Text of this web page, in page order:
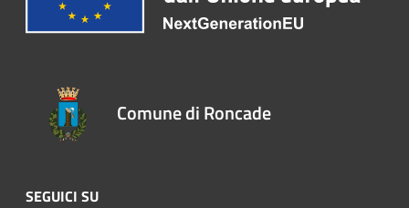
Comune di Roncade
SEGUICI SU